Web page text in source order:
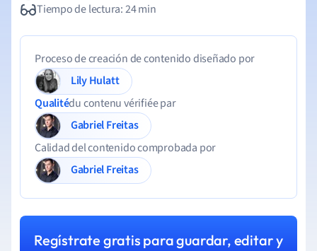
Tiempo de lectura: 24 min
Proceso de creación de contenido diseñado por
Lily Hulatt
Qualitédu contenu vérifiée par
Gabriel Freitas
Calidad del contenido comprobada por
Gabriel Freitas
Regístrate gratis para guardar, editar y